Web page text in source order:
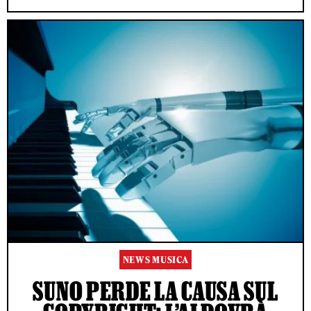
NEWS MUSICA
SUNO PERDE LA CAUSA SUL